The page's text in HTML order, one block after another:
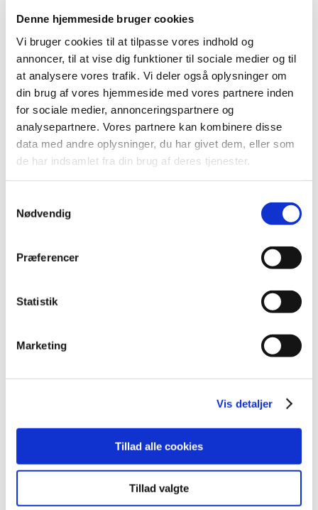
Denne hjemmeside bruger cookies
Vi bruger cookies til at tilpasse vores indhold og
annoncer, til at vise dig funktioner til sociale medier og til
at analysere vores trafik. Vi deler også oplysninger om
din brug af vores hjemmeside med vores partnere inden
for sociale medier, annonceringspartnere og
analysepartnere. Vores partnere kan kombinere disse
data med andre oplysninger, du har givet dem, eller som
de har indsamlet fra din brug af deres tjenester.
Nødvendig
Præferencer
Statistik
Marketing
Vis detaljer
Tillad alle cookies
Tillad valgte
Meta-undersøgelsens resultater
Helt overordnet fandt forfatterne, at risikoen for at
kalvene blev syge af luftvejsinfektion blev reduceret i
moderat grad ved den forebyggende brug af antibiotika.
Samlet ser det ud til at knap halvdelen af tilfældene kan
forebygges (Relativ Risiko = 0,52), men undersøgelsen
viser også en række at svaghederne ved den
forebyggende behandling:
(NNT).
opfedningsperioden og klinger ud efterhånden.
dødelighed, men kun på sygelighed.
Der er stor forskel mellem studier, mellem typen af
behandlingsstrategier. Og nogle af de bedste
resultater opnås desværre med antibiotika, der er
kritisk vigtige for mennesker.
Artiklens førsteforfatter, Keith Edward Baptiste,
sygdom og at generalisering til andre sygdomme skal ske
Artiklen vil være til rådighed på tidsskriftets
hjemmeside fra 29. september: